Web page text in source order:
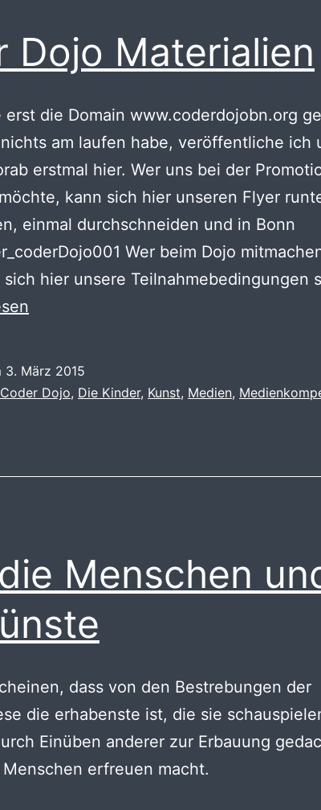
Dojo Materialien
erst die Domain www.coderdojobn.org
am laufen habe, veröffentliche ich
erstmal hier. Wer uns bei der
kann sich hier unseren Flyer
einmal durchschneiden und in Bonn
Wer beim Dojo
hier unsere Teilnahmebedingungen
3. März 2015
Coder Dojo, Die Kinder, Kunst, Medien,
Menschen
dass von den Bestrebungen der
die erhabenste ist, die sie
Einüben anderer zur Erbauung
erfreuen macht.